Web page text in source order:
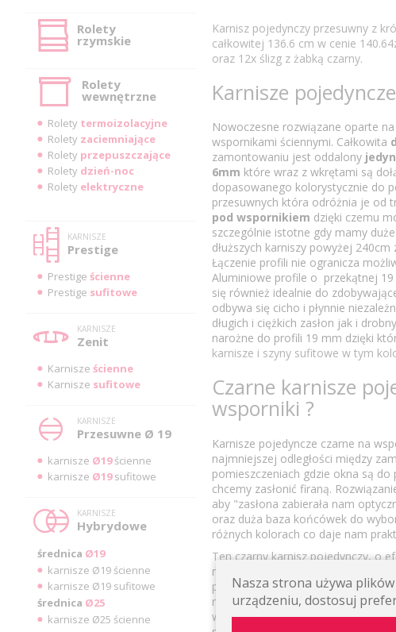
Rolety
rzymskie
Rolety
wewnętrzne
Rolety termoizolacyjne
Rolety zaciemniające
Rolety przepuszczające
Rolety dzień-noc
Rolety elektryczne
KARNISZE
Prestige
Prestige ścienne
Prestige sufitowe
KARNISZE
Zenit
Karnisze ścienne
Karnisze sufitowe
KARNISZE
Przesuwne Ø 19
karnisze Ø19ścienne
karnisze Ø19sufitowe
KARNISZE
Hybrydowe
średnica Ø19
karnisze Ø19 ścienne
karnisze Ø19 sufitowe
średnica Ø25
karnisze Ø25 ścienne
Karnisz pojedynczy przesuwny z
całkowitej 136.6 cm w cenie
oraz 12x ślizg z żabką czarny.
Karnisze
Nowoczesne rozwiązane oparte
wspornikami ściennymi. Całkowita
zamontowaniu jest oddalony
6mm które wraz z wkrętami są
dopasowanego kolorystycznie do
przesuwnych która odróżnia je od
pod wspornikiem dzięki czemu
szczególnie istotne gdy mamy
dłuższych karniszy powyżej
Łączenie profili nie ogranicza
Aluminiowe profile o przekątnej
się również idealnie do
odbywa się cicho i płynnie
długich i ciężkich zasłon jak i
narożne do profili 19 mm dzięki
karnisze i szyny sufitowe w tym
Czarne karnisze
wsporniki ?
Karnisze pojedyncze czarne na
najmniejszej odległości między
pomieszczeniach gdzie okna są
chcemy zasłonić firaną.
aby "zasłona zabierała nam
oraz duża baza końcówek do
różnych kolorach co daje nam
Ten czarny karnisz pojedynczy, o
nowoczesność. Jego głęboka
pomieszczeniu wyrafinowany
minimalistycznymi, industrialnymi
w niezwykły sposób, tworząc
Nasza strona używa
urządzeniu, dostosuj